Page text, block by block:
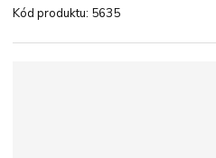
í
Kód produktu: 5635